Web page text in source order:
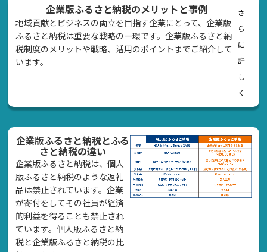
企業版ふるさと納税のメリットと事例
地域貢献とビジネスの両立を目指す企業にとって、企業版
ふるさと納税は重要な戦略の一環です。企業版ふるさと納
税制度のメリットや戦略、活用のポイントまでご紹介して
います。
さ
ら
に
詳
し
く
企業版ふるさと納税とふる
さと納税の違い
企業版ふるさと納税は、個人
版ふるさと納税のような返礼
品は禁止されています。企業
が寄付をしてその社員が経済
的利益を得ることも禁止され
ています。個人版ふるさと納
税と企業版ふるさと納税の比